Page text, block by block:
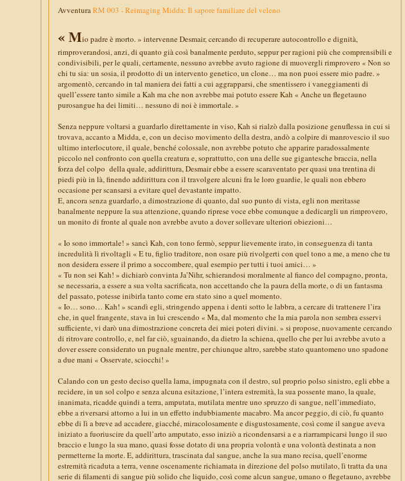
AvventuraRM 003 - Reimaging Midda: Il sapore familiare del veleno
« Mio padre è morto. » intervenne Desmair, cercando di recuperare autocontrollo e dignità,
rimproverandosi, anzi, di quanto già così banalmente perduto, seppur per ragioni più che comprensibili e
condivisibili, per le quali, certamente, nessuno avrebbe avuto ragione di muovergli rimprovero « Non so
chi tu sia: un sosia, il prodotto di un intervento genetico, un clone… ma non puoi essere mio padre. »
argomentò, cercando in tal maniera dei fatti a cui aggrapparsi, che smentissero i vaneggiamenti di
quell’essere tanto simile a Kah ma che non avrebbe mai potuto essere Kah « Anche un flegetauno
purosangue ha dei limiti… nessuno di noi è immortale. »
Senza neppure voltarsi a guardarlo direttamente in viso, Kah si rialzò dalla posizione genuflessa in cui si
trovava, accanto a Midda, e, con un deciso movimento della destra, andò a colpire di manrovescio il suo
ultimo interlocutore, il quale, benché colossale, non avrebbe potuto che apparire paradossalmente
piccolo nel confronto con quella creatura e, soprattutto, con una delle sue gigantesche braccia, nella
forza del colpo della quale, addirittura, Desmair ebbe a essere scaraventato per quasi una trentina di
piedi più in là, finendo addirittura con il travolgere alcuni fra le loro guardie, le quali non ebbero
occasione per scansarsi a evitare quel devastante impatto.
E, ancora senza guardarlo, a dimostrazione di quanto, dal suo punto di vista, egli non meritasse
banalmente neppure la sua attenzione, quando riprese voce ebbe comunque a dedicargli un rimprovero,
un monito di fronte al quale non avrebbe avuto a dover sollevare ulteriori obiezioni…
« Io sono immortale! » sancì Kah, con tono fermò, seppur lievemente irato, in conseguenza di tanta
incredulità lì rivoltagli « E tu, figlio traditore, non osare più rivolgerti con quel tono a me, a meno che tu
non desidera essere il primo a soccombere, qual esempio per tutti i tuoi amici… »
« Tu non sei Kah! » dichiarò convinta Ja’Nihr, schierandosi moralmente al fianco del compagno, pronta,
se necessaria, a essere a sua volta sacrificata, non accettando che la paura della morte, o di un fantasma
del passato, potesse inibirla tanto come era stato sino a quel momento.
« Io… sono… Kah! » scandì egli, stringendo appena i denti sotto le labbra, a cercare di trattenere l’ira
che, in quel frangente, stava in lui crescendo « Ma, dal momento che la mia parola non sembra esservi
sufficiente, vi darò una dimostrazione concreta dei miei poteri divini. » si propose, nuovamente cercando
di ritrovare controllo, e, nel far ciò, sguainando, da dietro la schiena, quello che per lui avrebbe avuto a
dover essere considerato un pugnale mentre, per chiunque altro, sarebbe stato quantomeno uno spadone
a due mani « Osservate, sciocchi! »
Calando con un gesto deciso quella lama, impugnata con il destro, sul proprio polso sinistro, egli ebbe a
recidere, in un sol colpo e senza alcuna esitazione, l’intera estremità, la sua possente mano, la quale,
inanimata, ricadde quindi a terra, amputata, mutilata mentre uno spruzzo di sangue, nell’immediato,
ebbe a riversarsi attorno a lui in un effetto indubbiamente macabro. Ma ancor peggio, di ciò, fu quanto
ebbe di lì a breve ad accadere, giacché, miracolosamente e disgustosamente, così come il sangue aveva
iniziato a fuoriuscire da quell’arto amputato, esso iniziò a ricondensarsi a e a riarrampicarsi lungo il suo
braccio e lungo la sua mano, quasi fosse dotato di una propria volontà e una volontà destinata a non
permetterne la morte. E, addirittura, trascinata dal sangue, anche la sua mano recisa, quell’enorme
estremità ricaduta a terra, venne oscenamente richiamata in direzione del polso mutilato, lì tratta da una
serie di filamenti di sangue più solido che liquido, così come alcun sangue, umano o flegetauno, avrebbe